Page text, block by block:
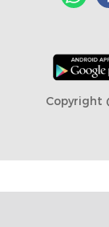
Copyright